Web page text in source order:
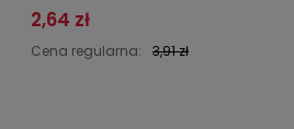
2,64 zł
Cena regularna: 3,91 zł